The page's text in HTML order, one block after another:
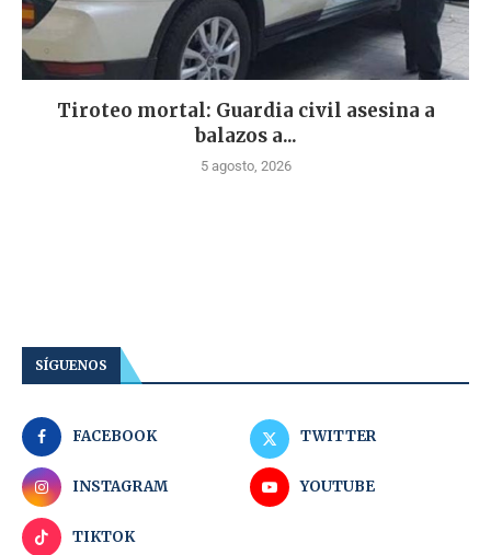
Tiroteo mortal: Guardia civil asesina a
balazos a...
5 agosto, 2026
SÍGUENOS
FACEBOOK TWITTER
INSTAGRAM YOUTUBE
TIKTOK